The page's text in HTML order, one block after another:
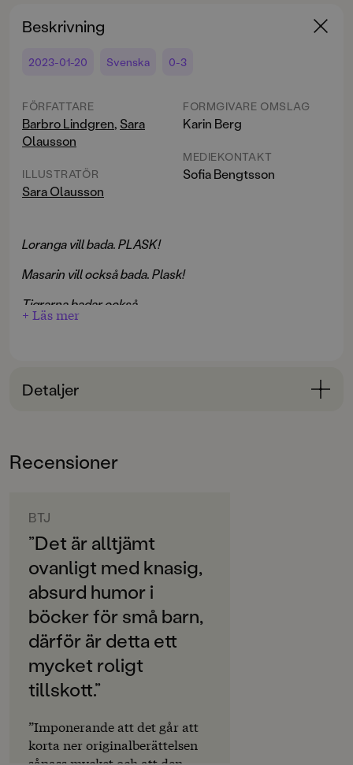
Beskrivning
2023-01-20 Svenska 0-3
FÖRFATTARE
Barbro Lindgren, Sara
Olausson
ILLUSTRATÖR
Sara Olausson
FORMGIVARE OMSLAG
Karin Berg
MEDIEKONTAKT
Sofia Bengtsson
Loranga vill bada. PLASK!
Masarin vill också bada. Plask!
Tigrarna badar också.
Med färgstarka illustrationer och mitt i prick-humor får
vi möta de underbart knasiga favoriterna Loranga,
samarbete mellan Sara Olausson och Barbro Lindgren.
Läs också:Masarin äter, Dartanjang sjuk, Kommer tigrar
+ Läs mer
Detaljer
0-3
Svenska
SPRÅK
Svenska
PUBLICERINGSDATUM
2023-01-20
Produktion
Produktdetaljer
9789129741544
Recensioner
BTJ
”Det är alltjämt
ovanligt med knasig,
absurd humor i
böcker för små barn,
därför är detta ett
mycket roligt
tillskott.”
”Imponerande att det går att
korta ner originalberättelsen